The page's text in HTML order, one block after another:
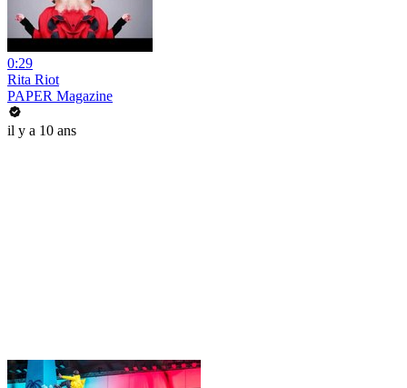
0:29
Rita Riot
PAPER Magazine
il y a 10 ans